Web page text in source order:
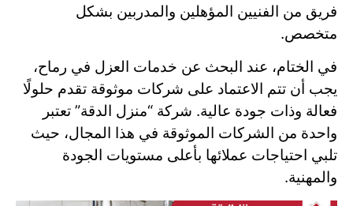
فريق من الفنيين المؤهلين والمدربين بشكل
متخصص.
في الختام، عند البحث عن خدمات العزل في رماح،
يجب أن تتم الاعتماد على شركات موثوقة تقدم حلولًا
فعالة وذات جودة عالية. شركة “منزل الدقة” تعتبر
واحدة من الشركات الموثوقة في هذا المجال، حيث
تلبي احتياجات عملائها بأعلى مستويات الجودة
والمهنية.